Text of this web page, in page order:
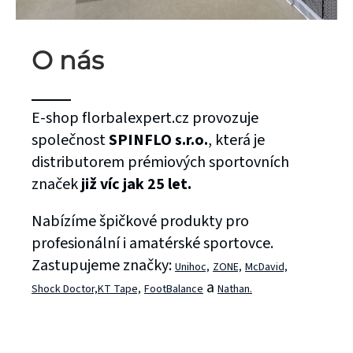
O nás
E-shop florbalexpert.cz provozuje
společnostSPINFLO s.r.o., která je
distributorem prémiových sportovních
značekjiž víc jak 25 let.
Nabízíme špičkové produkty pro
profesionální i amatérské sportovce.
Zastupujeme značky: Unihoc, ZONE, McDavid,
Shock Doctor,KT Tape, FootBalance a Nathan.